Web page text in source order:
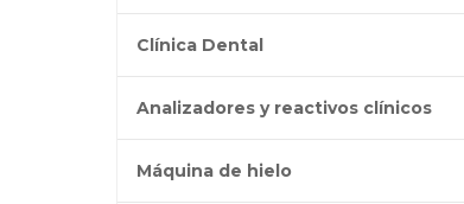
Clínica Dental
Analizadores y reactivos clínicos
Máquina de hielo